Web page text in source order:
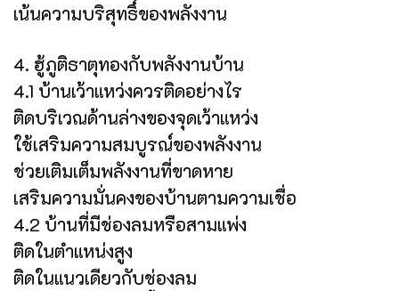
เน้นความบริสุทธิ์ของพลังงาน
4. ฮู้ภูติธาตุทองกับพลังงานบ้าน
4.1 บ้านเว้าแหว่งควรติดอย่างไร
ติดบริเวณด้านล่างของจุดเว้าแหว่ง
ใช้เสริมความสมบูรณ์ของพลังงาน
ช่วยเติมเต็มพลังงานที่ขาดหาย
เสริมความมั่นคงของบ้านตามความเชื่อ
4.2 บ้านที่มีช่องลมหรือสามแพ่ง
ติดในตำแหน่งสูง
ติดในแนวเดียวกับช่องลม